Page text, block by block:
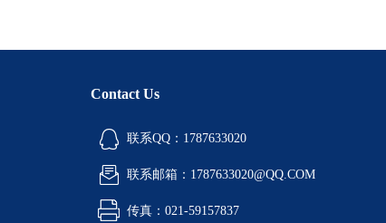
Contact Us
联系QQ：1787633020
联系邮箱：1787633020@QQ.COM
传真：021-59157837